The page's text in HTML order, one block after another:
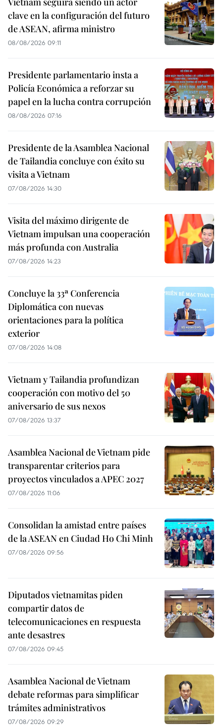
clave en la configuración del futuro
de ASEAN, afirma ministro
08/08/2026 09:11
Presidente parlamentario insta a
Policía Económica a reforzar su
papel en la lucha contra corrupción
08/08/2026 07:16
Presidente de la Asamblea Nacional
de Tailandia concluye con éxito su
visita a Vietnam
07/08/2026 14:30
Visita del máximo dirigente de
Vietnam impulsan una cooperación
más profunda con Australia
07/08/2026 14:23
Concluye la 33ª Conferencia
Diplomática con nuevas
orientaciones para la política
exterior
07/08/2026 14:08
Vietnam y Tailandia profundizan
cooperación con motivo del 50
aniversario de sus nexos
07/08/2026 13:37
Asamblea Nacional de Vietnam pide
transparentar criterios para
proyectos vinculados a APEC 2027
07/08/2026 11:06
Consolidan la amistad entre países
de la ASEAN en Ciudad Ho Chi Minh
07/08/2026 09:56
Diputados vietnamitas piden
compartir datos de
telecomunicaciones en respuesta
ante desastres
07/08/2026 09:45
Asamblea Nacional de Vietnam
debate reformas para simplificar
trámites administrativos
07/08/2026 09:29